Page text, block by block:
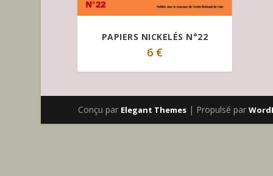
PAPIERS NICKELÉS N°22
6 €
Conçu par Elegant Themes| Propulsé par